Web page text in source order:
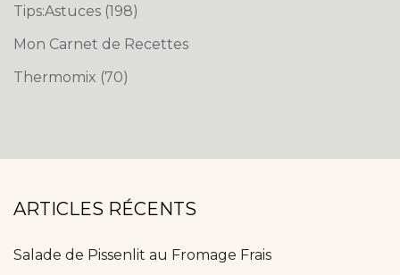
Tips:Astuces (198)
Mon Carnet de Recettes
Thermomix (70)
ARTICLES RÉCENTS
Salade de Pissenlit au Fromage Frais